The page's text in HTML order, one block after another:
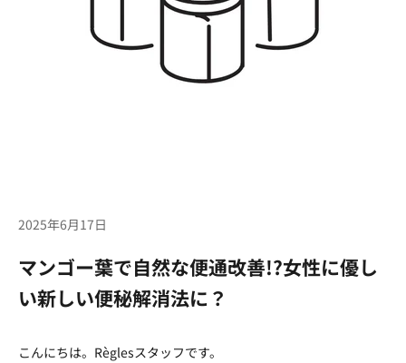
2025年6月17日
マンゴー葉で自然な便通改善!?女性に優し
い新しい便秘解消法に？
こんにちは。Règlesスタッフです。